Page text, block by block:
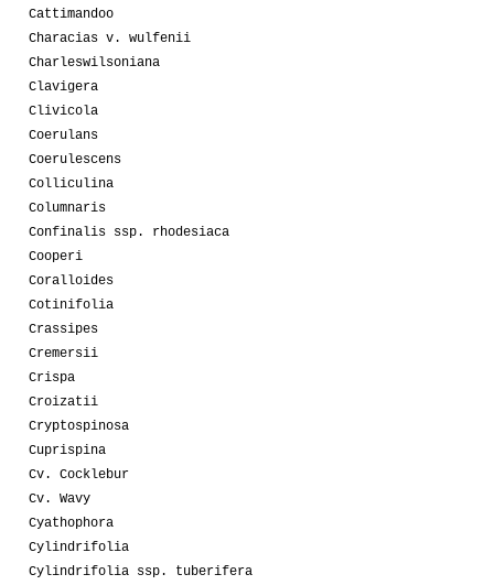
Cattimandoo
Characias v. wulfenii
Charleswilsoniana
Clavigera
Clivicola
Coerulans
Coerulescens
Colliculina
Columnaris
Confinalis ssp. rhodesiaca
Cooperi
Coralloides
Cotinifolia
Crassipes
Cremersii
Crispa
Croizatii
Cryptospinosa
Cuprispina
Cv. Cocklebur
Cv. Wavy
Cyathophora
Cylindrifolia
Cylindrifolia ssp. tuberifera